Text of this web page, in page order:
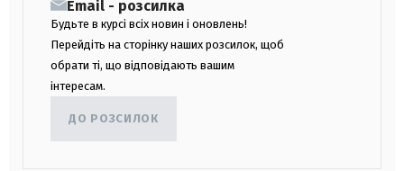
Email - розсилка
Будьте в курсі всіх новин і оновлень!
Перейдіть на сторінку наших розсилок, щоб
обрати ті, що відповідають вашим
інтересам.
ДО РОЗСИЛОК